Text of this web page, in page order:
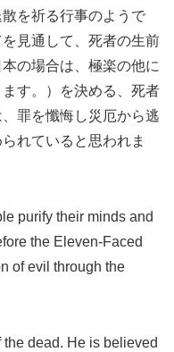
を祈る行事のようで
見通して、死者の生前
の場合は、極楽の他に
す。）を決める、死者
罪を懺悔し災厄から逃
れていると思われま
purify their minds and
the Eleven-Faced
of evil through the
the dead. He is believed